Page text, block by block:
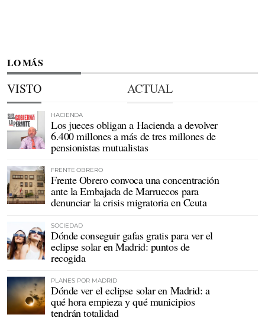
LO MÁS
VISTO ACTUAL
HACIENDA
Los jueces obligan a Hacienda a devolver
6.400 millones a más de tres millones de
pensionistas mutualistas
FRENTE OBRERO
Frente Obrero convoca una concentración
ante la Embajada de Marruecos para
denunciar la crisis migratoria en Ceuta
SOCIEDAD
Dónde conseguir gafas gratis para ver el
eclipse solar en Madrid: puntos de
recogida
PLANES POR MADRID
Dónde ver el eclipse solar en Madrid: a
qué hora empieza y qué municipios
tendrán totalidad